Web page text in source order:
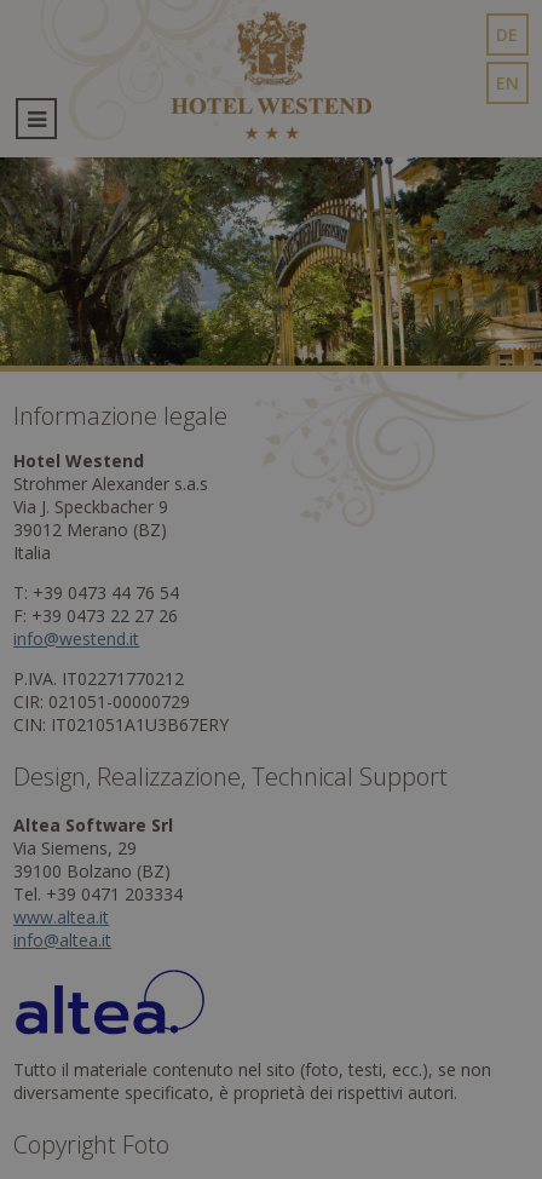
DE
EN
Informazione legale
Hotel Westend
Strohmer Alexander s.a.s
Via J. Speckbacher 9
39012 Merano (BZ)
Italia
T: +39 0473 44 76 54
F: +39 0473 22 27 26
info@westend.it
P.IVA. IT02271770212
CIR: 021051-00000729
CIN: IT021051A1U3B67ERY
Design, Realizzazione, Technical Support
Altea Software Srl
Via Siemens, 29
39100 Bolzano (BZ)
Tel. +39 0471 203334
www.altea.it
info@altea.it
Tutto il materiale contenuto nel sito (foto, testi, ecc.), se non
diversamente specificato, è proprietà dei rispettivi autori.
Copyright Foto